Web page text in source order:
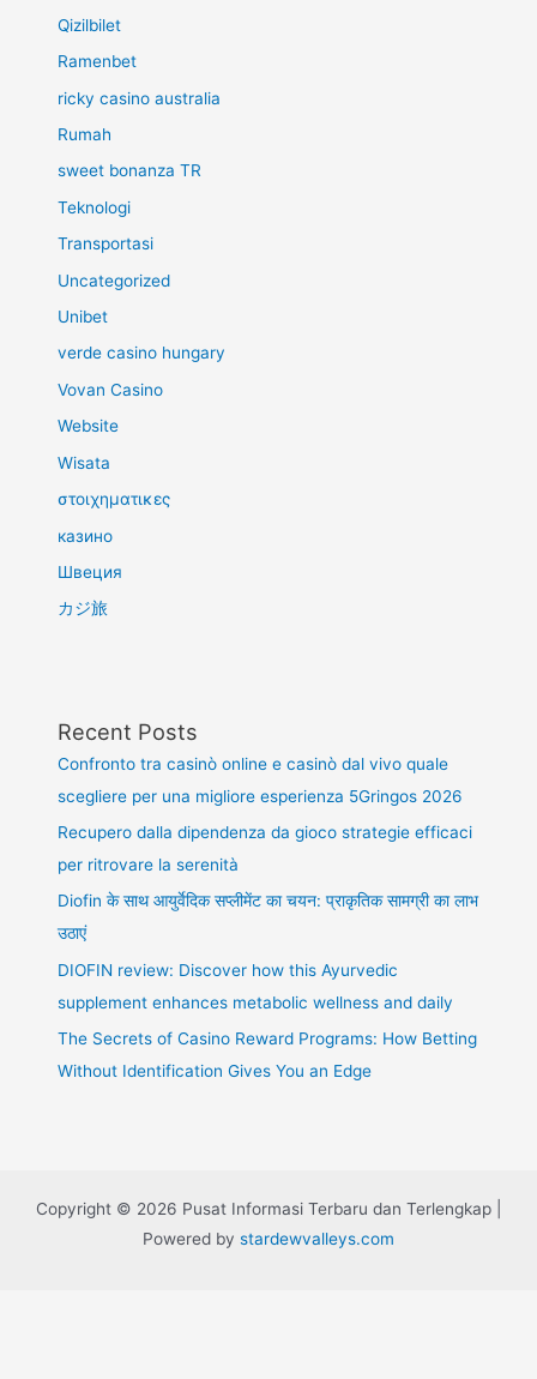
Qizilbilet
Ramenbet
ricky casino australia
Rumah
sweet bonanza TR
Teknologi
Transportasi
Uncategorized
Unibet
verde casino hungary
Vovan Casino
Website
Wisata
στοιχηματικες
казино
Швеция
カジ旅
Recent Posts
Confronto tra casinò online e casinò dal vivo quale
scegliere per una migliore esperienza 5Gringos 2026
Recupero dalla dipendenza da gioco strategie efficaci
per ritrovare la serenità
Diofin के साथ आयुर्वेदिक सप्लीमेंट का चयन: प्राकृतिक सामग्री का लाभ
उठाएं
DIOFIN review: Discover how this Ayurvedic
supplement enhances metabolic wellness and daily
The Secrets of Casino Reward Programs: How Betting
Without Identification Gives You an Edge
Copyright © 2026 Pusat Informasi Terbaru dan Terlengkap |
Powered by stardewvalleys.com